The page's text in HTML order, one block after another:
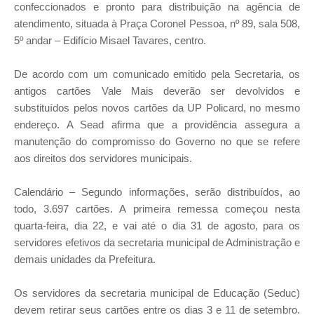
confeccionados e pronto para distribuição na agência de
atendimento, situada à Praça Coronel Pessoa, nº 89, sala 508,
5º andar – Edifício Misael Tavares, centro.
De acordo com um comunicado emitido pela Secretaria, os
antigos cartões Vale Mais deverão ser devolvidos e
substituídos pelos novos cartões da UP Policard, no mesmo
endereço. A Sead afirma que a providência assegura a
manutenção do compromisso do Governo no que se refere
aos direitos dos servidores municipais.
Calendário – Segundo informações, serão distribuídos, ao
todo, 3.697 cartões. A primeira remessa começou nesta
quarta-feira, dia 22, e vai até o dia 31 de agosto, para os
servidores efetivos da secretaria municipal de Administração e
demais unidades da Prefeitura.
Os servidores da secretaria municipal de Educação (Seduc)
devem retirar seus cartões entre os dias 3 e 11 de setembro.